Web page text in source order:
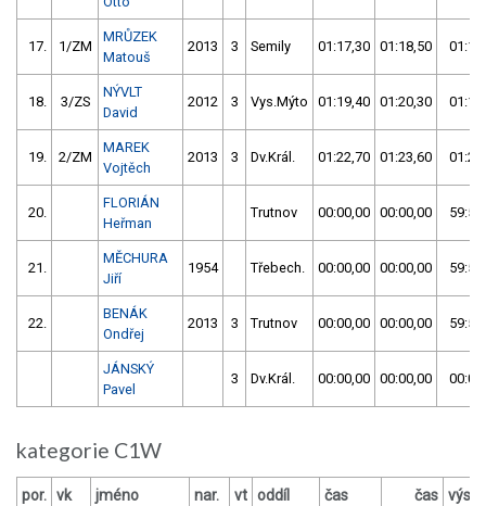
17. 1/ZM
MRŮZEK
Matouš
2013 3 Semily 01:17,30 01:18,50
18. 3/ZS
NÝVLT
David
2012 3 Vys.Mýto 01:19,40 01:20,30
19. 2/ZM
MAREK
Vojtěch
2013 3 Dv.Král. 01:22,70 01:23,60
20.
FLORIÁN
Heřman
Trutnov 00:00,00 00:00,00
21.
MĚCHURA
Jiří
1954 Třebech. 00:00,00 00:00,00
22.
BENÁK
Ondřej
2013 3 Trutnov 00:00,00 00:00,00
JÁNSKÝ
Pavel
3 Dv.Král. 00:00,00 00:00,00
kategorie C1W
por. vk jméno nar. vt oddíl čas čas